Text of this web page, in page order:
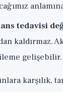
tedavisi
kaldırmaz.
gelişebilir.
karşılık,